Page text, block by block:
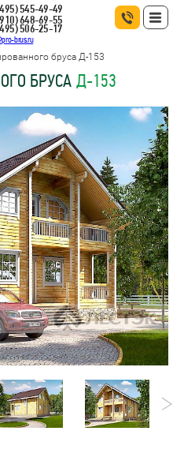
545-49-49
648-69-55
506-25-17
brus.ru
бруса Д-153
БРУСА Д-153